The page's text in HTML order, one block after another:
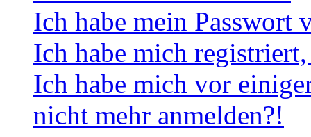
Ich habe mein Passwort
Ich habe mich
Ich habe mich vor
nicht mehr anmelden?!